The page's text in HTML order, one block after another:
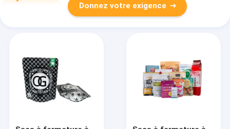
Donnez votre exigence